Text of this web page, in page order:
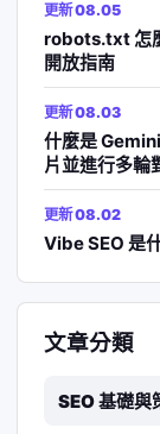
更新 08.05
robots.txt 怎
開放指南
更新 08.03
什麼是
片並進行多輪
更新 08.02
Vibe SEO 是
文章分類
SEO 基礎與